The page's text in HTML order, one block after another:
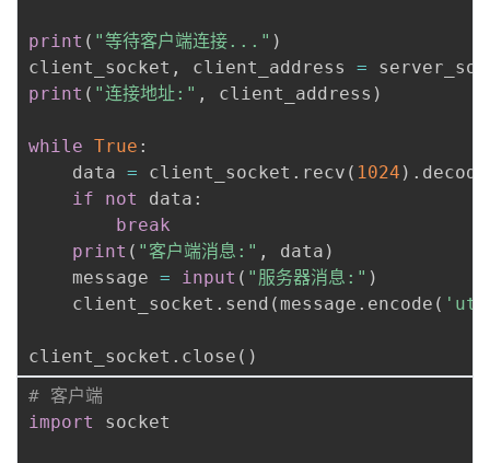
print ( "等待客户端连接..." )
client_socket , client_address =
print ( "连接地址:" , client_address )
while True :
    data
= client_socket . recv ( 1024 ) . decode
if
not data :
break
print ( "客户端消息:" , data )
    message
= input ( "服务器消息:" )
    client_socket
. send ( message . encode (
client_socket . close ( )
# 客户端
import
socket